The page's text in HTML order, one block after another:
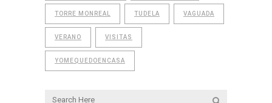
TORRE MONREAL TUDELA VAGUADA
VERANO VISITAS
YOMEQUEDOENCASA